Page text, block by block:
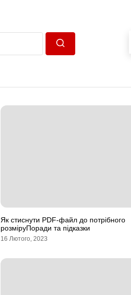
Як стиснути PDF-файл до потрібного
розміруПоради та підказки
16 Лютого, 2023